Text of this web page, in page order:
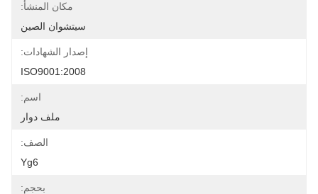
مكان المنشأ:
سيتشوان الصين
إصدار الشهادات:
ISO9001:2008
اسم:
ملف دوار
الصف:
Yg6
بحجم: